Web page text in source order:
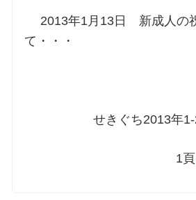
2013年1月13日 新成人の
て・・・
せきぐち2013年
1頁